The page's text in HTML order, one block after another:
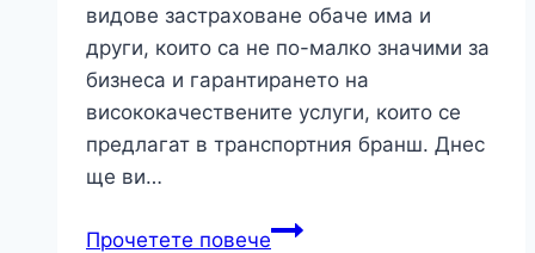
видове застраховане обаче има и
други, които са не по-малко значими за
бизнеса и гарантирането на
висококачествените услуги, които се
предлагат в транспортния бранш. Днес
ще ви…
Прочетете повечеЧМР